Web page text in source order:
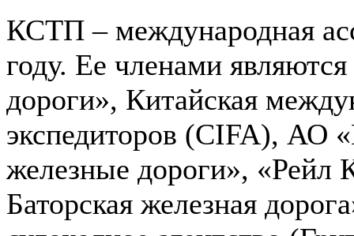
КСТП – международная
году. Ее членами
дороги», Китайская
экспедиторов (CIFA), АО
железные дороги», «Рейл
Баторская железная